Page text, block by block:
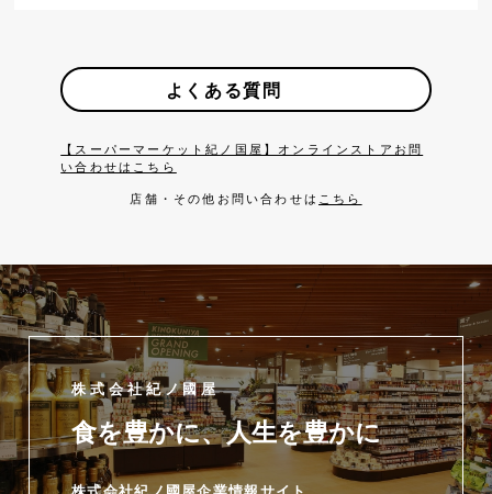
よくある質問
【スーパーマーケット紀ノ国屋】オンラインストアお問
い合わせはこちら
店舗・その他お問い合わせは こちら
株式会社紀ノ國屋
食を豊かに、人生を豊かに